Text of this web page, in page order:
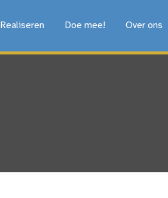
Realiseren Doe mee! Over ons